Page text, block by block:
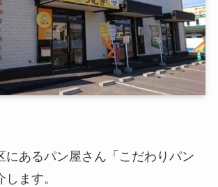
にあるパン屋さん「こだわりパン
ます。